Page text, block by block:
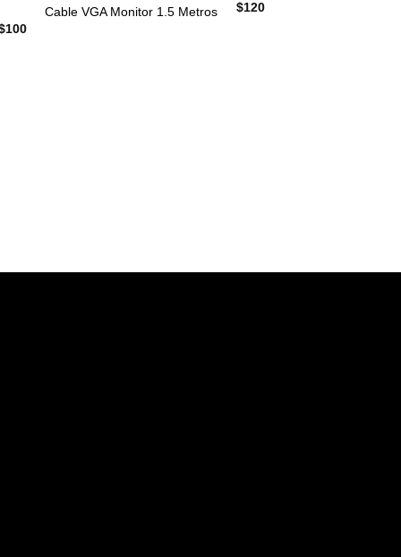
100
Cable VGA Monitor 1.5 Metros $120